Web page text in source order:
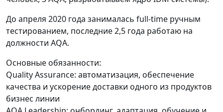
До апреля 2020 года занималась full-time ручным
тестированием, последние 2,5 года работаю на
должности AQA.
Основные обязанности:
Quality Assurance: автоматизация, обеспечение
качества и ускорение доставки одного из продуктов
бизнес линии